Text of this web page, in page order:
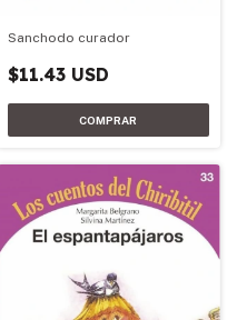
Sanchodo curador
$11.43 USD